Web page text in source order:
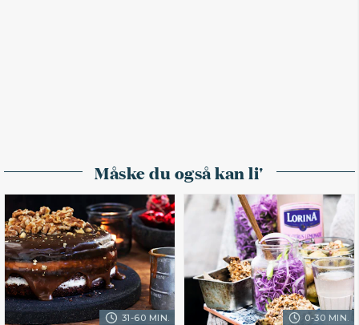
Måske du også kan li'
31-60 MIN. 0-30 MIN.